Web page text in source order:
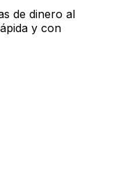
de dinero al
y con